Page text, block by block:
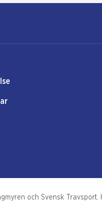
och Svensk